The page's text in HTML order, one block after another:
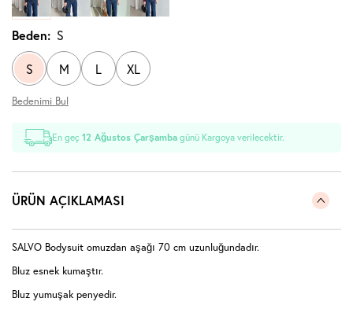
Beden: S
S M L XL
Bedenimi Bul
En geç12 Ağustos Çarşamba günü Kargoya verilecektir.
ÜRÜN AÇIKLAMASI
SALVO Bodysuit omuzdan aşağı 70 cm uzunluğundadır.
Bluz esnek kumaştır.
Bluz yumuşak penyedir.